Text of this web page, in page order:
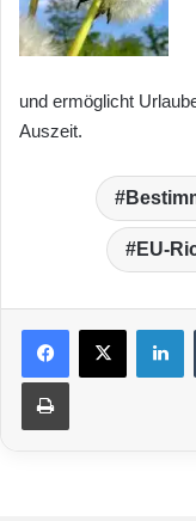
und ermöglicht
Auszeit.
EU-